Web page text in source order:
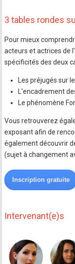
3 tables rondes
Pour mieux
acteurs et actrices de
spécificités des deux
Les préjugés sur
L'encadrement
Le phénomène
Vous retrouverez
exposant afin de
également découvrir
(sujet à changement
Inscription gratuite
Intervenant(e)s